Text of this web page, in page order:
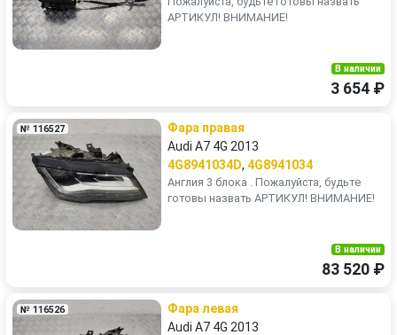
АРТИКУЛ! ВНИМАНИЕ!
В наличии
3 654 ₽
№ 116527
Фара правая
Audi A7 4G 2013
4G8941034D, 4G8941034
Англия 3 блока . Пожалуйста, будьте
готовы назвать АРТИКУЛ! ВНИМАНИЕ!
В наличии
83 520 ₽
№ 116526
Фара левая
Audi A7 4G 2013